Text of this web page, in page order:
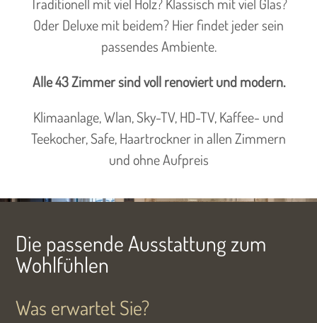
Oder Deluxe mit beidem? Hier findet jeder sein
passendes Ambiente.
Alle 43 Zimmer sind voll renoviert und modern.
Klimaanlage, Wlan, Sky-TV, HD-TV, Kaffee- und
Teekocher, Safe, Haartrockner in allen Zimmern
und ohne Aufpreis
Die passende Ausstattung zum
Wohlfühlen
Was erwartet Sie?